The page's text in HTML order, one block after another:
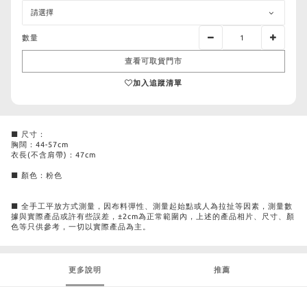
數量
查看可取貨門市
加入追蹤清單
■ 尺寸：
胸闊：44-57cm
衣長(不含肩帶)：47cm
■ 顏色：粉色
■ 全手工平放方式測量，因布料彈性、測量起始點或人為拉扯等因素，測量數
據與實際產品或許有些誤差，±2cm為正常範圍內，上述的產品相片、尺寸、顏
色等只供參考，一切以實際產品為主。
更多說明 推薦